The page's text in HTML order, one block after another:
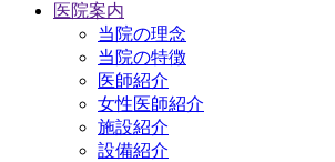
医院案内
当院の理念
当院の特徴
医師紹介
女性医師紹介
施設紹介
設備紹介